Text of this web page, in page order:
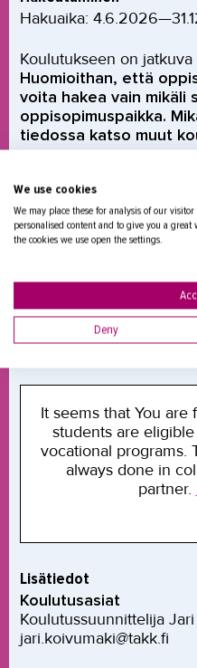
Hakuaika:
Koulutukseen on jatkuva
Huomioithan, että
voita hakea vain mikäli
oppisopimuspaikka.
tiedossa katso muut
Koulutukseen haetaan
25 tuntia viikossa.
ennen koulutuksen
oppisopimukseen TAKKin
It seems that You are
students are
vocational programs.
always done in
partner.
Lisätiedot
Koulutusasiat
Koulutussuunnittelija
jari.koivumaki@takk.fi
We use cookies
We may place these for analysis of our
personalised content and to give you a
the cookies we use open the settings.
Deny